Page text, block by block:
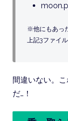
※他にもあっ
上記3ファイル
間違いない。
だ…！